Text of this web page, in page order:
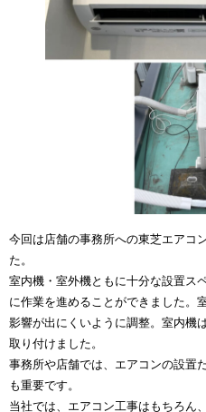
今回は店舗の事務所への東芝エアコ
た。
室内機・室外機ともに十分な設置ス
に作業を進めることができました。
影響が出にくいように調整。室内機
取り付けました。
事務所や店舗では、エアコンの設置
も重要です。
当社では、エアコン工事はもちろん